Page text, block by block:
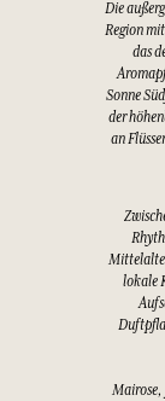
Die
Region
das
Sonne
der
an
lokale
Mairose,